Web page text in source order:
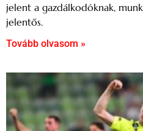
jelent a gazdálkodóknak,
jelentős.
Tovább olvasom »